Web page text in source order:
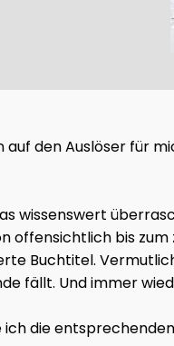
auf den Auslöser
wissenswert
offensichtlich bis
Buchtitel.
fällt. Und immer
die